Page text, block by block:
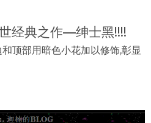
经典之作—绅士黑!!!!
顶部用暗色小花加以修饰,彰显